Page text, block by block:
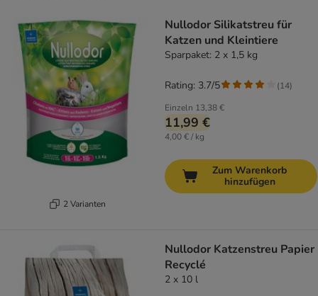
2 Varianten
Nullodor Silikatstreu für
Katzen und Kleintiere
Sparpaket: 2 x 1,5 kg
Einzeln 13,38 €
11,99 €
4,00 € / kg
Rating: 3.7/5 (14)
Zum Warenkorb
hinzufügen
Nullodor Katzenstreu Papier
Recyclé
2 x 10 l